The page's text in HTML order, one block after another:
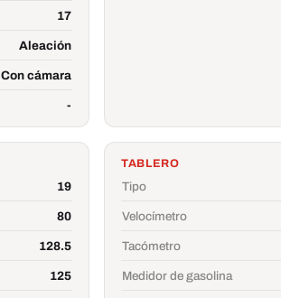
17
Aleación
Con cámara
-
19
80
128.5
125
TABLERO
Tipo
Velocímetro
Tacómetro
Medidor de gasolina